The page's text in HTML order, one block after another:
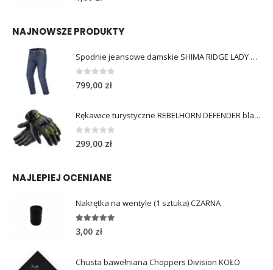
NAJNOWSZE PRODUKTY
Spodnie jeansowe damskie SHIMA RIDGE LADY blue
0out of 5
799,00 zł
Rękawice turystyczne REBELHORN DEFENDER black yellow fluo
0 out of 5
299,00 zł
NAJLEPIEJ OCENIANE
Nakrętka na wentyle (1 sztuka) CZARNA
5.00 out of 5
3,00 zł
Chusta bawełniana Choppers Division KOŁO